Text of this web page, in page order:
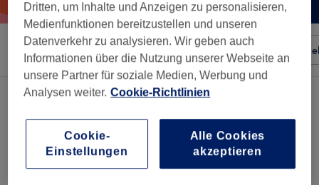
Sortieren nach Besonderheiten Salons
Ein Salon, der anbietet:
Württemberg
Dritten, um Inhalte und Anzeigen zu personalisieren,
Medienfunktionen bereitzustellen und unseren
Datenverkehr zu analysieren. Wir geben auch
Informationen über die Nutzung unserer Webseite an
unsere Partner für soziale Medien, Werbung und
Analysen weiter. Cookie-Richtlinien
Cookie-
Einstellungen
Alle Cookies
akzeptieren